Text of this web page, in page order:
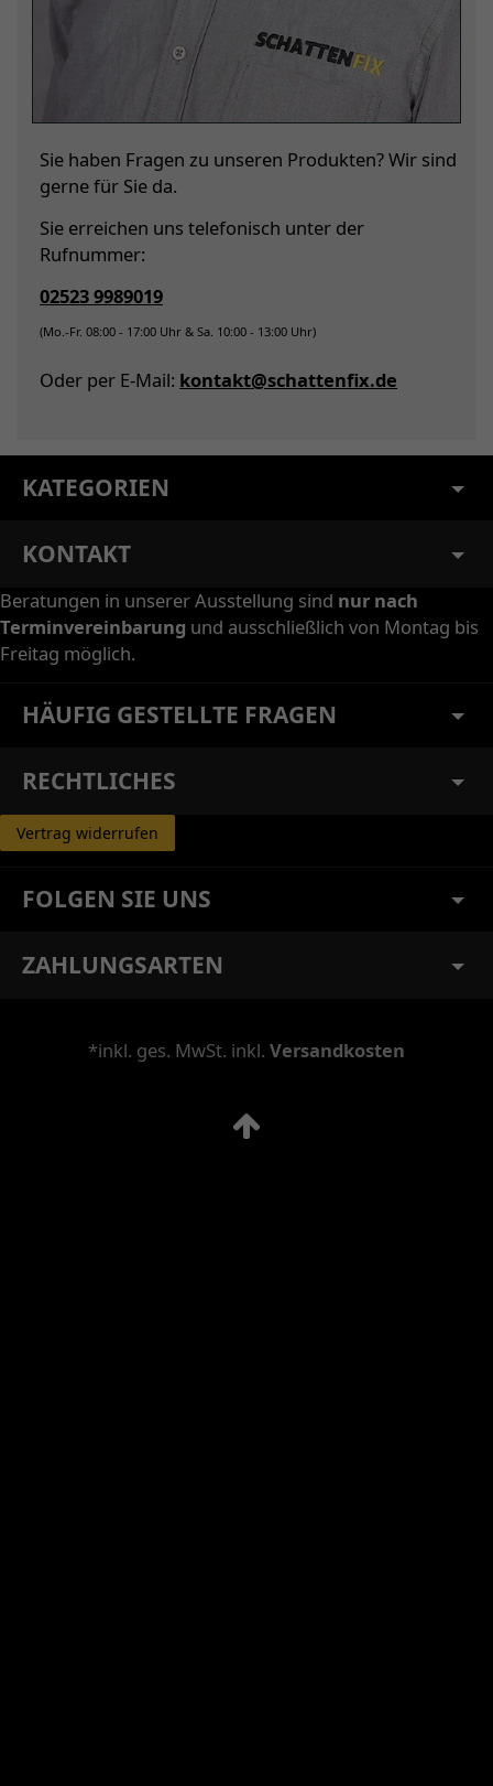
Sie haben Fragen zu unseren Produkten? Wir sind
gerne für Sie da.
Sie erreichen uns telefonisch unter der
Rufnummer:
02523 9989019
(Mo.-Fr. 08:00 - 17:00 Uhr & Sa. 10:00 - 13:00 Uhr)
Oder per E-Mail: kontakt@schattenfix.de
KATEGORIEN
KONTAKT
Beratungen in unserer Ausstellung sind nur nach
Terminvereinbarung und ausschließlich von Montag bis
Freitag möglich.
HÄUFIG GESTELLTE FRAGEN
RECHTLICHES
Vertrag widerrufen
FOLGEN SIE UNS
ZAHLUNGSARTEN
*inkl. ges. MwSt. inkl. Versandkosten